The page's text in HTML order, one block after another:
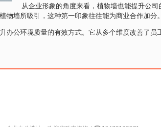
从企业形象的角度来看，植物墙也能提升公
墙所吸引，这种第一印象往往能为商业合作加分。
办公环境质量的有效方式。它从多个维度改善了